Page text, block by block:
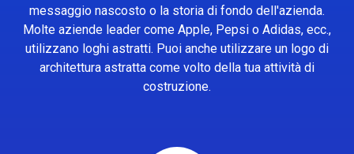
messaggio nascosto o la storia di fondo dell'azienda.
Molte aziende leader come Apple, Pepsi o Adidas, ecc.,
utilizzano loghi astratti. Puoi anche utilizzare un logo di
architettura astratta come volto della tua attività di
costruzione.